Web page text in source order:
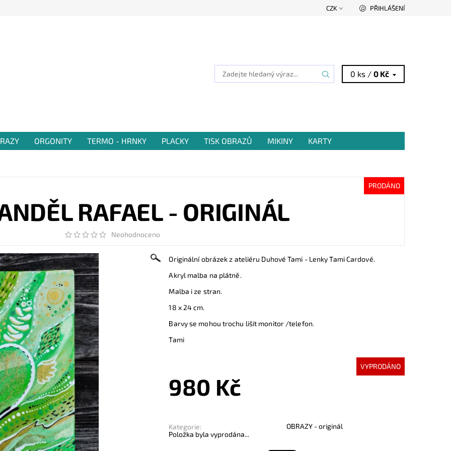
CZK PŘIHLÁŠENÍ
0 ks /0 Kč
ORGONITY TERMO - HRNKY PLACKY TISK OBRAZŮ MIKINY KARTY
PRODÁNO
RAFAEL - ORIGINÁL
Neohodnoceno
Originální obrázek z ateliéru Duhové Tami - Lenky Tami Cardové.
Akryl malba na plátně.
Malba i ze stran.
18 x 24 cm.
Barvy se mohou trochu lišit monitor /telefon.
Tami
VYPRODÁNO
980 Kč
Kategorie:
OBRAZY - originál
Položka byla vyprodána...